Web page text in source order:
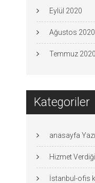
Eylül 2020
Ağustos 2020
Temmuz 2020
Kategoriler
anasayfa
Hizmet
İstanbul-ofis